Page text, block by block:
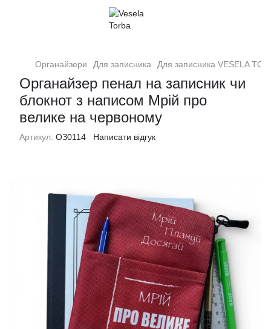
Органайзери Для записника Для записника VESELA
Органайзер пенал на записник чи
блокнот з написом Мрій про
велике на червоному
Артикул: ОЗ0114 Написати відгук